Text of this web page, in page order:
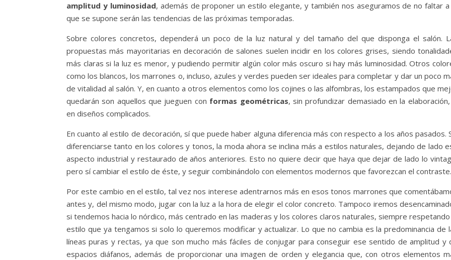
amplitud y luminosidad, además de proponer un estilo elegante, y también nos aseguramos de no faltar
que se supone serán las tendencias de las próximas temporadas.
Sobre colores concretos, dependerá un poco de la luz natural y del tamaño del que disponga el salón.
propuestas más mayoritarias en decoración de salones suelen incidir en los colores grises, siendo
más claras si la luz es menor, y pudiendo permitir algún color más oscuro si hay más luminosidad. Otros
como los blancos, los marrones o, incluso, azules y verdes pueden ser ideales para completar y dar un poco
de vitalidad al salón. Y, en cuanto a otros elementos como los cojines o las alfombras, los estampados que
quedarán son aquellos que jueguen con formas geométricas, sin profundizar demasiado en la
en diseños complicados.
En cuanto al estilo de decoración, sí que puede haber alguna diferencia más con respecto a los años pasados.
diferenciarse tanto en los colores y tonos, la moda ahora se inclina más a estilos naturales, dejando de lado
aspecto industrial y restaurado de años anteriores. Esto no quiere decir que haya que dejar de lado lo
pero sí cambiar el estilo de éste, y seguir combinándolo con elementos modernos que favorezcan el contraste.
Por este cambio en el estilo, tal vez nos interese adentrarnos más en esos tonos marrones que
antes y, del mismo modo, jugar con la luz a la hora de elegir el color concreto. Tampoco iremos
si tendemos hacia lo nórdico, más centrado en las maderas y los colores claros naturales, siempre
estilo que ya tengamos si solo lo queremos modificar y actualizar. Lo que no cambia es la predominancia de
líneas puras y rectas, ya que son mucho más fáciles de conjugar para conseguir ese sentido de amplitud y
espacios diáfanos, además de proporcionar una imagen de orden y elegancia que, con otros elementos